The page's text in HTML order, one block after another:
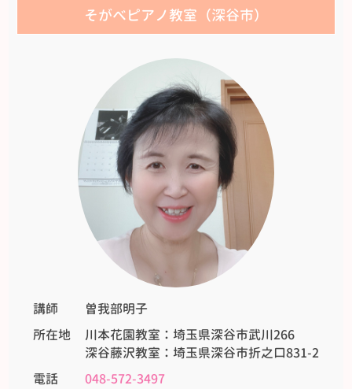
そがべピアノ教室（深谷市）
講師
曽我部明子
所在地
川本花園教室：埼玉県深谷市武川266
深谷藤沢教室：埼玉県深谷市折之口831-2
電話
048-572-3497